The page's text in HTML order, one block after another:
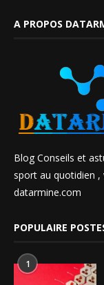
A PROPOS
Blog Conseils et
sport au quotidien
datarmine.com
POPULAIRE
1